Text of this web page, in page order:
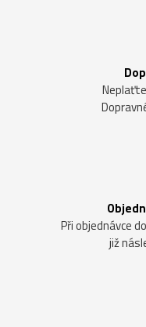
Při objednávce
již